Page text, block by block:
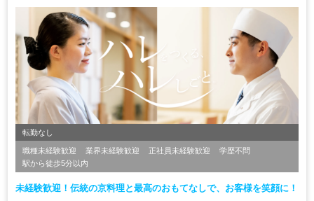
転勤なし
職種未経験歓迎 業界未経験歓迎 正社員未経験歓迎
学歴不問
駅から徒歩5分以内
未経験歓迎！伝統の京料理と最高のおもてなしで、お客様を笑顔に！